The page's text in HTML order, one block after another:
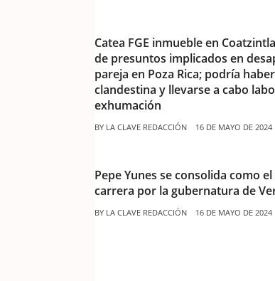
Catea FGE inmueble en
de presuntos implicados en
pareja en Poza Rica; podría
clandestina y llevarse a cabo
exhumación
BY LA CLAVE REDACCIÓN 16 DE MAYO DE 2024
Pepe Yunes se consolida como
carrera por la gubernatura de
BY LA CLAVE REDACCIÓN 16 DE MAYO DE 2024